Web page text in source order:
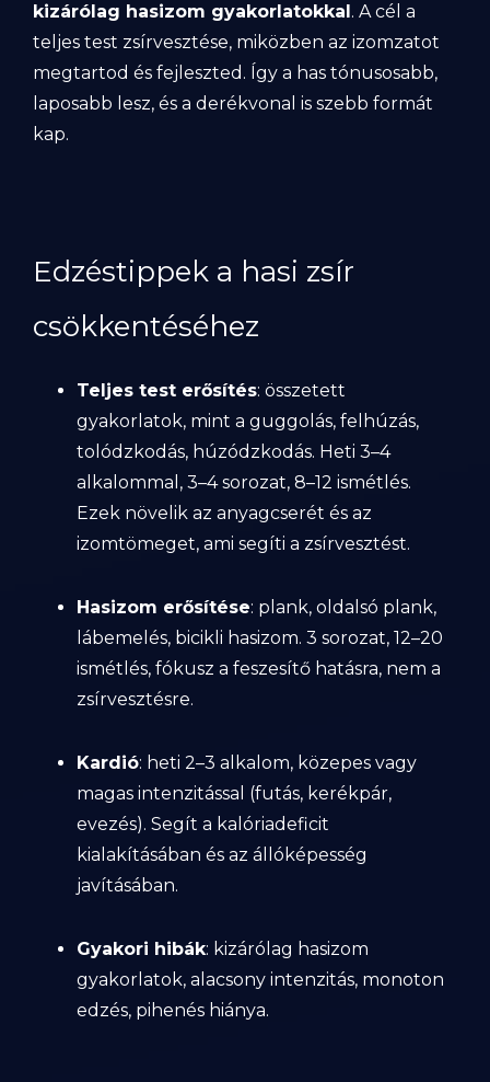
kizárólag hasizom gyakorlatokkal. A cél a
teljes test zsírvesztése, miközben az izomzatot
megtartod és fejleszted. Így a has tónusosabb,
laposabb lesz, és a derékvonal is szebb formát
kap.
Edzéstippek a hasi zsír
csökkentéséhez
Teljes test erősítés: összetett
gyakorlatok, mint a guggolás, felhúzás,
tolódzkodás, húzódzkodás. Heti 3–4
alkalommal, 3–4 sorozat, 8–12 ismétlés.
Ezek növelik az anyagcserét és az
izomtömeget, ami segíti a zsírvesztést.
Hasizom erősítése: plank, oldalsó plank,
lábemelés, bicikli hasizom. 3 sorozat, 12–20
ismétlés, fókusz a feszesítő hatásra, nem a
zsírvesztésre.
Kardió: heti 2–3 alkalom, közepes vagy
magas intenzitással (futás, kerékpár,
evezés). Segít a kalóriadeficit
kialakításában és az állóképesség
javításában.
Gyakori hibák: kizárólag hasizom
gyakorlatok, alacsony intenzitás, monoton
edzés, pihenés hiánya.